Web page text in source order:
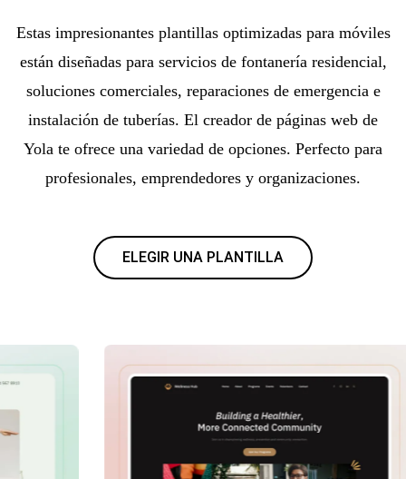
Estas impresionantes plantillas optimizadas para móviles
están diseñadas para servicios de fontanería residencial,
soluciones comerciales, reparaciones de emergencia e
instalación de tuberías. El creador de páginas web de
Yola te ofrece una variedad de opciones. Perfecto para
profesionales, emprendedores y organizaciones.
ELEGIR UNA PLANTILLA